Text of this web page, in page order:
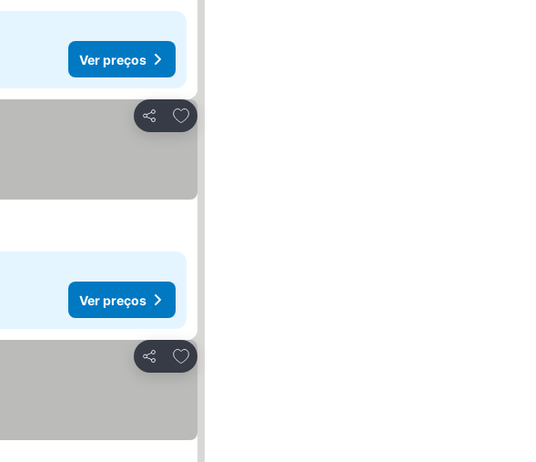
Ver preços
Partilhar
Adicionar aos favoritos
Ver preços
Partilhar
Adicionar aos favoritos